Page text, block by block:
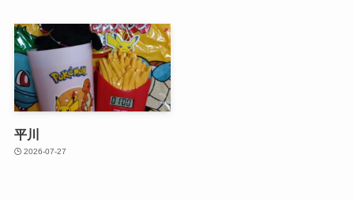
平川
2026-07-27